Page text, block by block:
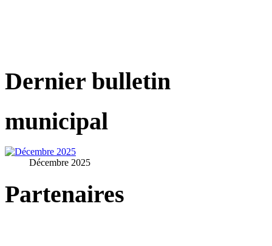
Dernier bulletin
municipal
Décembre 2025
Partenaires